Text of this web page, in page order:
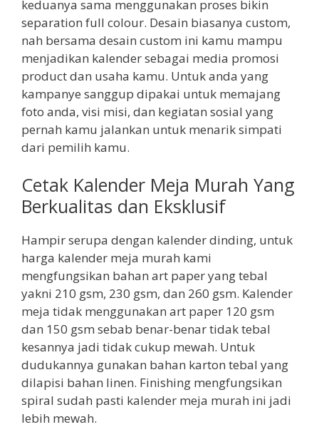
keduanya sama menggunakan proses bikin
separation full colour. Desain biasanya custom,
nah bersama desain custom ini kamu mampu
menjadikan kalender sebagai media promosi
product dan usaha kamu. Untuk anda yang
kampanye sanggup dipakai untuk memajang
foto anda, visi misi, dan kegiatan sosial yang
pernah kamu jalankan untuk menarik simpati
dari pemilih kamu.
Cetak Kalender Meja Murah Yang
Berkualitas dan Eksklusif
Hampir serupa dengan kalender dinding, untuk
harga kalender meja murah kami
mengfungsikan bahan art paper yang tebal
yakni 210 gsm, 230 gsm, dan 260 gsm. Kalender
meja tidak menggunakan art paper 120 gsm
dan 150 gsm sebab benar-benar tidak tebal
kesannya jadi tidak cukup mewah. Untuk
dudukannya gunakan bahan karton tebal yang
dilapisi bahan linen. Finishing mengfungsikan
spiral sudah pasti kalender meja murah ini jadi
lebih mewah.